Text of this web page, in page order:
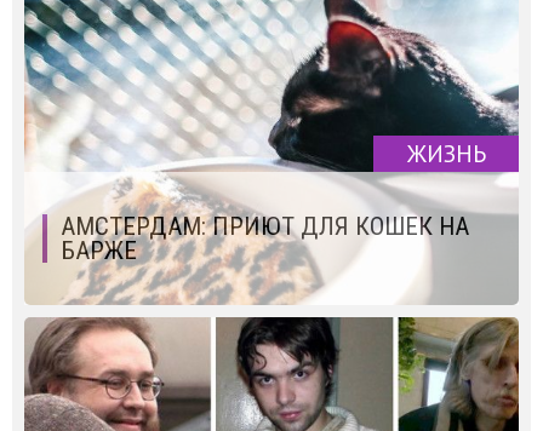
ЖИЗНЬ
АМСТЕРДАМ: ПРИЮТ ДЛЯ КОШЕК НА
БАРЖЕ